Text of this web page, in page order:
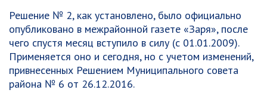
Решение № 2, как установлено, было официально
опубликовано в межрайонной газете «Заря», после
чего спустя месяц вступило в силу (с 01.01.2009).
Применяется оно и сегодня, но с учетом изменений,
привнесенных Решением Муниципального совета
района № 6 от 26.12.2016.